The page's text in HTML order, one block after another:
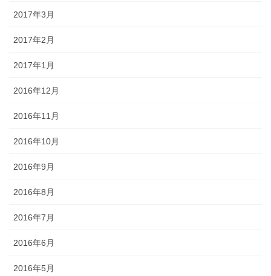
2017年3月
2017年2月
2017年1月
2016年12月
2016年11月
2016年10月
2016年9月
2016年8月
2016年7月
2016年6月
2016年5月